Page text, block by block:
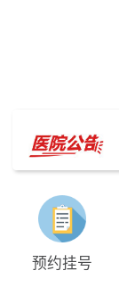
预约挂号